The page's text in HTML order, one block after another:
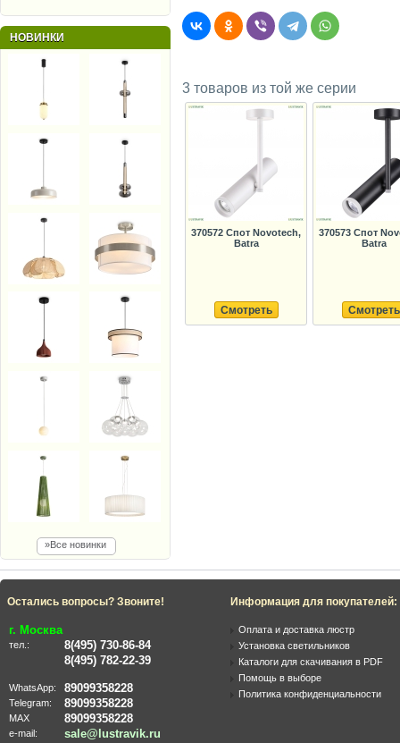
НОВИНКИ
»Все новинки
3 товаров из той же серии
370572 Спот Novotech,
Batra
Смотреть
370573 Спот
Batra
Смотреть
Остались вопросы? Звоните!
г. Москва
тел.:
8(495) 730-86-84
8(495) 782-22-39
WhatsApp: 89099358228
Telegram: 89099358228
MAX 89099358228
e-mail: sale@lustravik.ru
Информация для покупателей:
Оплата и доставка люстр
Установка светильников
Каталоги для скачивания в PDF
Помощь в выборе
Политика конфиденциальности